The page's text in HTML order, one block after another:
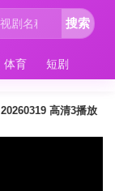
体育 短剧
搜索
高清3播放